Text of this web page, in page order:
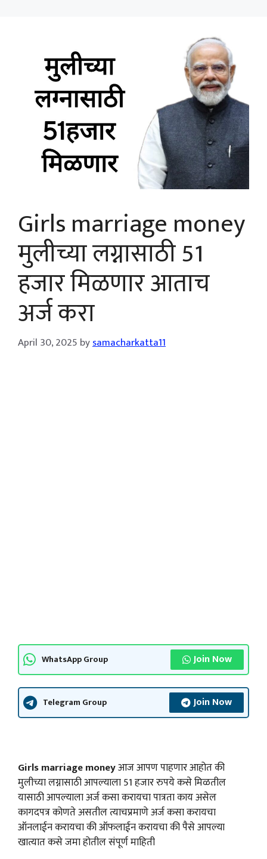
Girls marriage money
मुलीच्या लग्नासाठी 51
हजार मिळणार आताच
अर्ज करा
April 30, 2025 bysamacharkatta11
WhatsApp Group Join Now
Telegram Group Join Now
Girls marriage moneyआज आपण पाहणार आहोत की
मुलीच्या लग्नासाठी आपल्याला 51 हजार रुपये कसे मिळतील
यासाठी आपल्याला अर्ज कसा करायचा पात्रता काय असेल
कागदपत्र कोणते असतील त्याचप्रमाणे अर्ज कसा करायचा
ऑनलाईन करायचा की ऑफलाईन करायचा की पैसे आपल्या
खात्यात कसे जमा होतील संपूर्ण माहिती